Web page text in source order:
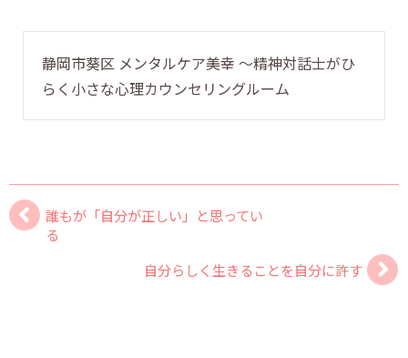
静岡市葵区 メンタルケア美幸 〜精神対話士がひ
らく小さな心理カウンセリングルーム
誰もが「自分が正しい」と思ってい
る
自分らしく生きることを自分に許す